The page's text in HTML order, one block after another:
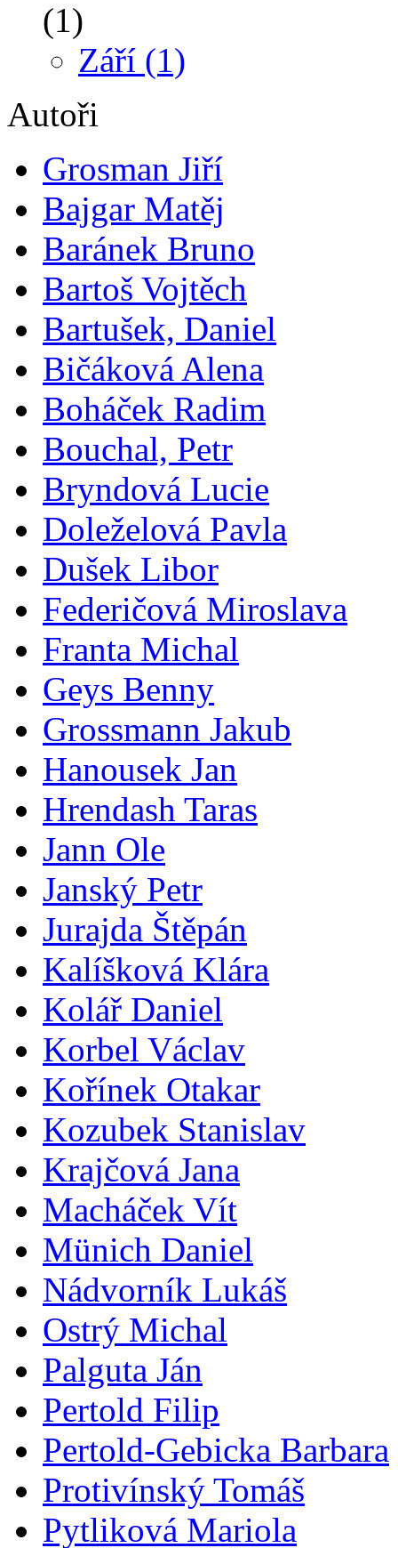
(1)
Září (1)
Autoři
Grosman Jiří
Bajgar Matěj
Baránek Bruno
Bartoš Vojtěch
Bartušek, Daniel
Bičáková Alena
Boháček Radim
Bouchal, Petr
Bryndová Lucie
Doleželová Pavla
Dušek Libor
Federičová Miroslava
Franta Michal
Geys Benny
Grossmann Jakub
Hanousek Jan
Hrendash Taras
Jann Ole
Janský Petr
Jurajda Štěpán
Kalíšková Klára
Kolář Daniel
Korbel Václav
Kořínek Otakar
Kozubek Stanislav
Krajčová Jana
Macháček Vít
Münich Daniel
Nádvorník Lukáš
Ostrý Michal
Palguta Ján
Pertold Filip
Pertold-Gebicka Barbara
Protivínský Tomáš
Pytliková Mariola